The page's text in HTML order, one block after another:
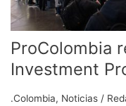
ProColombia
Investment
.Colombia, Noticias /